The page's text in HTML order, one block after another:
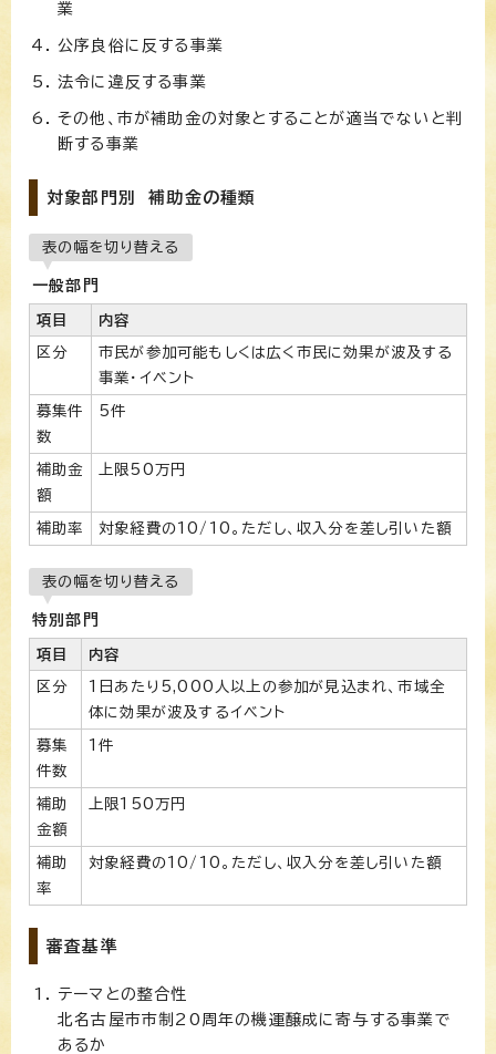
業
公序良俗に反する事業
法令に違反する事業
その他、市が補助金の対象とすることが適当でないと判
断する事業
対象部門別 補助金の種類
表の幅を切り替える
一般部門
項目 内容
区分
市民が参加可能もしくは広く市民に効果が波及する
事業・イベント
募集件
数
5件
補助金
額
上限50万円
補助率 対象経費の10/10。ただし、収入分を差し引いた額
表の幅を切り替える
特別部門
項目 内容
区分
1日あたり5,000人以上の参加が見込まれ、市域全
体に効果が波及するイベント
募集
件数
1件
補助
金額
上限150万円
補助
率
対象経費の10/10。ただし、収入分を差し引いた額
審査基準
テーマとの整合性
北名古屋市市制20周年の機運醸成に寄与する事業で
あるか